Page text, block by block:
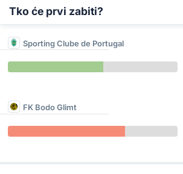
Tko će prvi zabiti?
Sporting Clube de Portugal
FK Bodo Glimt